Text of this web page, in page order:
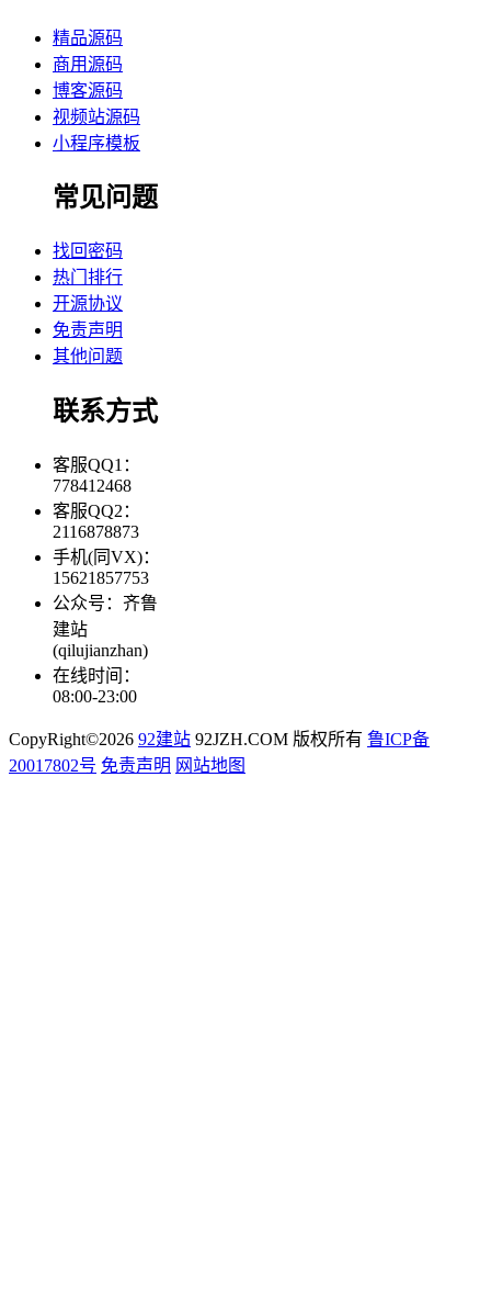
精品源码
商用源码
博客源码
视频站源码
小程序模板
常见问题
找回密码
热门排行
开源协议
免责声明
其他问题
联系方式
客服QQ1：
778412468
客服QQ2：
2116878873
手机(同VX)：
15621857753
公众号：齐鲁
建站
(qilujianzhan)
在线时间：
08:00-23:00
CopyRight©2026 92建站 92JZH.COM 版权所有 鲁ICP备
20017802号 免责声明 网站地图